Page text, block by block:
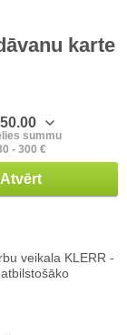
karte
summu
- 300 €
Atvērt
veikala KLERR -